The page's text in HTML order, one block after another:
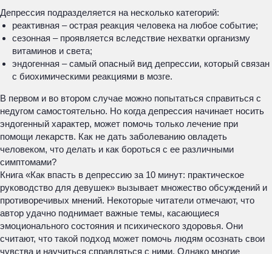
Депрессия подразделяется на несколько категорий:
реактивная – острая реакция человека на любое событие;
сезонная – проявляется вследствие нехватки организму
витаминов и света;
эндогенная – самый опасный вид депрессии, который связан
с биохимическими реакциями в мозге.
В первом и во втором случае можно попытаться справиться с
недугом самостоятельно. Но когда депрессия начинает носить
эндогенный характер, может помочь только лечение при
помощи лекарств. Как не дать заболеванию овладеть
человеком, что делать и как бороться с ее различными
симптомами?
Книга «Как впасть в депрессию за 10 минут: практическое
руководство для девушек» вызывает множество обсуждений и
противоречивых мнений. Некоторые читатели отмечают, что
автор удачно поднимает важные темы, касающиеся
эмоционального состояния и психического здоровья. Они
считают, что такой подход может помочь людям осознать свои
чувства и научиться справляться с ними. Однако многие